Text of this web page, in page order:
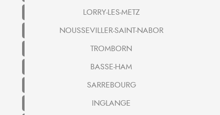
LORRY-LES-METZ
NOUSSEVILLER-SAINT-NABOR
TROMBORN
BASSE-HAM
SARREBOURG
INGLANGE